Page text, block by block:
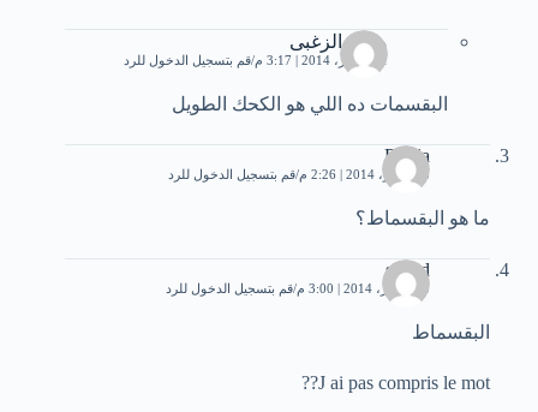
مروه الزغبى
11 أكتوبر، 2014 | 3:17 م قم بتسجيل الدخول للرد
البقسمات ده اللي هو الكحك الطويل
Roula
3 سبتمبر، 2014 | 2:26 م قم بتسجيل الدخول للرد
ما هو البقسماط؟
souad
10 أكتوبر، 2014 | 3:00 م قم بتسجيل الدخول للرد
البقسماط
J ai pas compris le mot??